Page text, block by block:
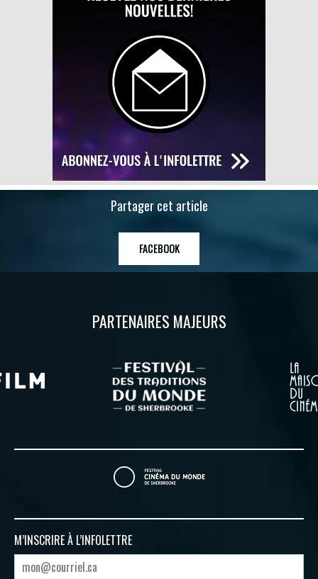
Partager cet article
FACEBOOK
PARTENAIRES MAJEURS
M’INSCRIRE À L’INFOLETTRE